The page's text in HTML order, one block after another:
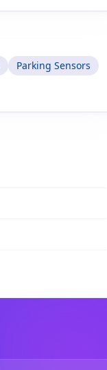
Parking Sensors